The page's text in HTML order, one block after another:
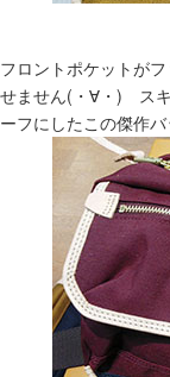
フロントポケットが
せません(・∀・) スキ
ーフにしたこの傑作